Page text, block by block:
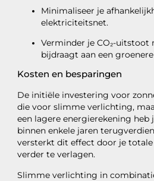
Minimaliseer je
elektriciteitsnet.
Verminder je CO₂-uitstoot
bijdraagt aan een
Kosten en besparingen
De initiële investering voor
die voor slimme verlichting,
een lagere energierekening heb
binnen enkele jaren
versterkt dit effect door je
verder te verlagen.
Slimme verlichting in